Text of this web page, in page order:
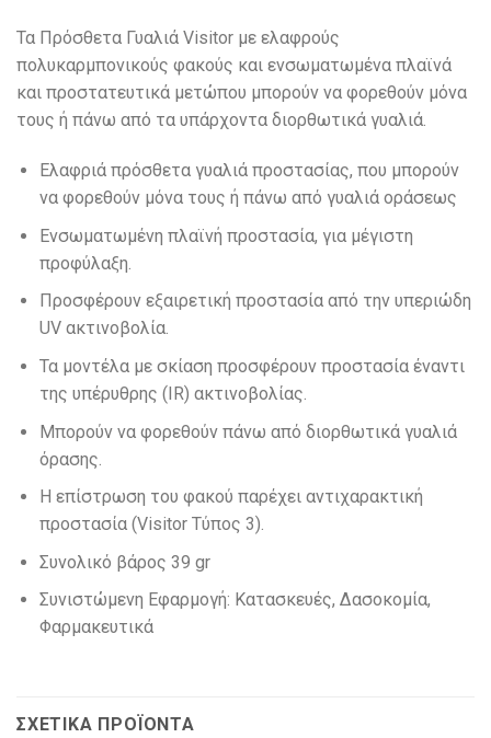
Τα Πρόσθετα Γυαλιά Visitor με ελαφρούς
πολυκαρμπονικούς φακούς και ενσωματωμένα πλαϊνά
και προστατευτικά μετώπου μπορούν να φορεθούν μόνα
τους ή πάνω από τα υπάρχοντα διορθωτικά γυαλιά.
Ελαφριά πρόσθετα γυαλιά προστασίας, που μπορούν
να φορεθούν μόνα τους ή πάνω από γυαλιά οράσεως
Ενσωματωμένη πλαϊνή προστασία, για μέγιστη
προφύλαξη.
Προσφέρουν εξαιρετική προστασία από την υπεριώδη
UV ακτινοβολία.
Τα μοντέλα με σκίαση προσφέρουν προστασία έναντι
της υπέρυθρης (IR) ακτινοβολίας.
Μπορούν να φορεθούν πάνω από διορθωτικά γυαλιά
όρασης.
Η επίστρωση του φακού παρέχει αντιχαρακτική
προστασία (Visitor Τύπος 3).
Συνολικό βάρος 39 gr
Συνιστώμενη Εφαρμογή: Κατασκευές, Δασοκομία,
Φαρμακευτικά
ΣΧΕΤΙΚΆ ΠΡΟΪΌΝΤΑ